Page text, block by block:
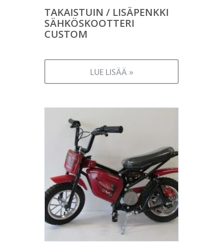
TAKAISTUIN / LISÄPENKKI
SÄHKÖSKOOTTERI
CUSTOM
LUE LISÄÄ »